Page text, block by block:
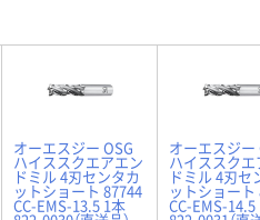
オーエスジー OSG
ハイススクエアエン
ドミル 4刃センタカ
ットショート 87744
CC-EMS-13.5 1本
オーエスジー
ハイススク
ドミル 4刃セ
ットショート
CC-EMS-14.5